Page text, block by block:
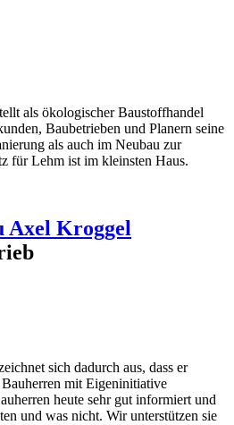
als ökologischer Baustoffhandel
Baubetrieben und Planern seine
als auch im Neubau zur
für Lehm ist im kleinsten Haus.
Axel Kroggel
sich dadurch aus, dass er
mit Eigeninitiative
heute sehr gut informiert und
und was nicht. Wir unterstützen sie